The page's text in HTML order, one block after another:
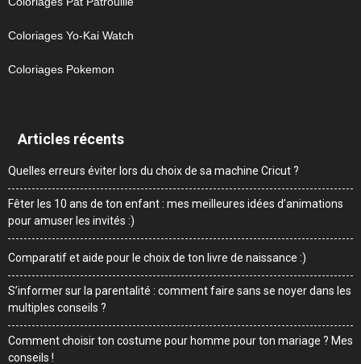
Coloriages Yo-Kai Watch
Coloriages Pokemon
Articles récents
Quelles erreurs éviter lors du choix de sa machine Cricut ?
Fêter les 10 ans de ton enfant : mes meilleures idées d’animations
pour amuser les invités :)
Comparatif et aide pour le choix de ton livre de naissance :)
S’informer sur la parentalité : comment faire sans se noyer dans les
multiples conseils ?
Comment choisir ton costume pour homme pour ton mariage ? Mes
conseils !